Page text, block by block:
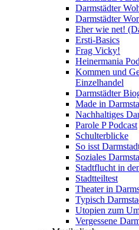
Darmstädter
Darmstädter
Eher wie net!
Ersti-Basics
Frag Vicky!
Heinermania
Kommen und
Einzelhandel
Darmstädter
Made in
Nachhaltiges
Parole P Podcast
Schulterblicke
So isst
Soziales
Stadtflucht in
Stadtteiltest
Theater in
Typisch
Utopien zum
Vergessene